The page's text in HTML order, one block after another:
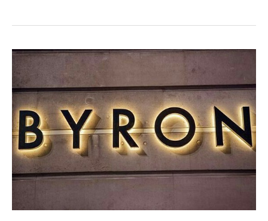
لوحات
للمحلات